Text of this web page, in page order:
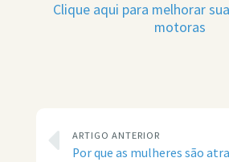
Clique aqui para melhorar
motoras
ARTIGO ANTERIOR
Por que as mulheres são